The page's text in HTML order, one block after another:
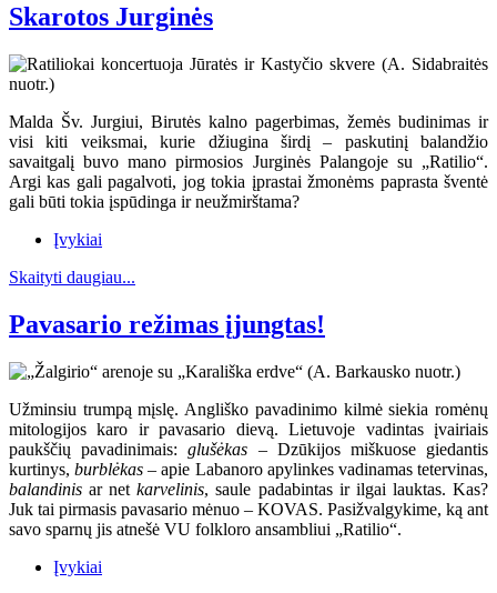
Skarotos Jurginės
Malda Šv. Jurgiui, Birutės kalno pagerbimas, žemės budinimas ir
visi kiti veiksmai, kurie džiugina širdį – paskutinį balandžio
savaitgalį buvo mano pirmosios Jurginės Palangoje su „Ratilio“.
Argi kas gali pagalvoti, jog tokia įprastai žmonėms paprasta šventė
gali būti tokia įspūdinga ir neužmirštama?
Įvykiai
Skaityti daugiau...
Pavasario režimas įjungtas!
Užminsiu trumpą mįslę. Angliško pavadinimo kilmė siekia romėnų
mitologijos karo ir pavasario dievą. Lietuvoje vadintas įvairiais
paukščių pavadinimais:glušėkas – Dzūkijos miškuose giedantis
kurtinys,burblėkas– apie Labanoro apylinkes vadinamas tetervinas,
balandinisar netkarvelinis, saule padabintas ir ilgai lauktas. Kas?
Juk tai pirmasis pavasario mėnuo – KOVAS. Pasižvalgykime, ką ant
savo sparnų jis atnešė VU folkloro ansambliui „Ratilio“.
Įvykiai